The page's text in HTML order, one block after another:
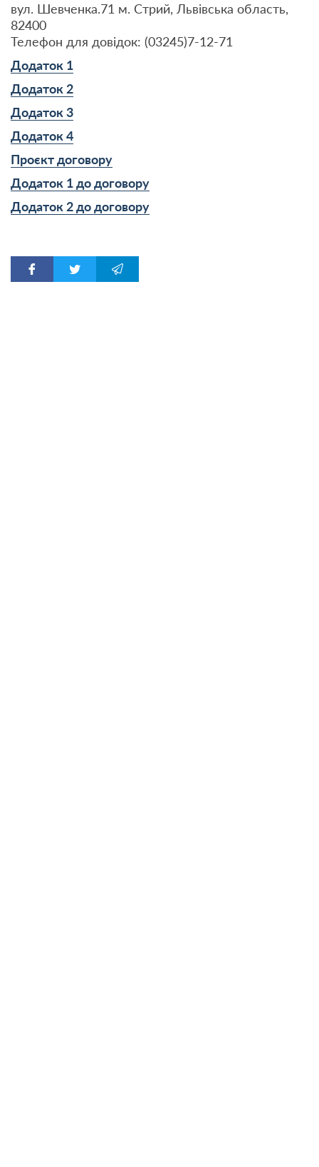
вул. Шевченка.71 м. Стрий, Львівська область,
82400
Телефон для довідок: (03245)7-12-71
Додаток 1
Додаток 2
Додаток 3
Додаток 4
Проєкт договору
Додаток 1 до договору
Додаток 2 до договору